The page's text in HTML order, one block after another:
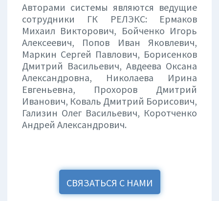
Авторами системы являются ведущие
сотрудники ГК РЕЛЭКС: Ермаков
Михаил Викторович, Бойченко Игорь
Алексеевич, Попов Иван Яковлевич,
Маркин Сергей Павлович, Борисенков
Дмитрий Васильевич, Авдеева Оксана
Александровна, Николаева Ирина
Евгеньевна, Прохоров Дмитрий
Иванович, Коваль Дмитрий Борисович,
Гализин Олег Васильевич, Коротченко
Андрей Александрович.
СВЯЗАТЬСЯ С НАМИ